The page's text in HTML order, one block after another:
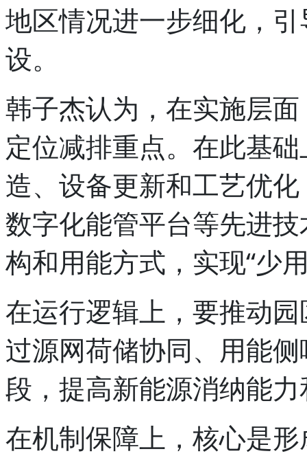
地区情况进一步细化，
设。
韩子杰认为，在实施层
定位减排重点。在此基
造、设备更新和工艺优
数字化能管平台等先进
构和用能方式，实现“少
在运行逻辑上，要推动
过源网荷储协同、用能
段，提高新能源消纳能
在机制保障上，核心是